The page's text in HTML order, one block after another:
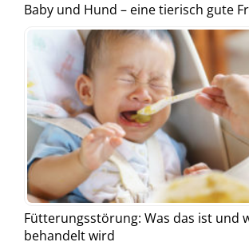
Baby und Hund – eine tierisch gute
Fütterungsstörung: Was das ist und
behandelt wird